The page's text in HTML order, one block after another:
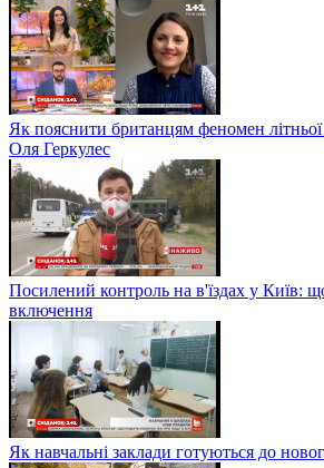
Як пояснити британцям феномен
Оля Геркулес
Посилений контроль на в'їздах у Київ:
включення
Як навчальні заклади готуються до